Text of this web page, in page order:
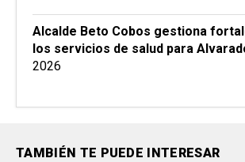
Alcalde Beto Cobos gestiona
los servicios de salud para
2026
TAMBIÉN TE PUEDE INTERESAR